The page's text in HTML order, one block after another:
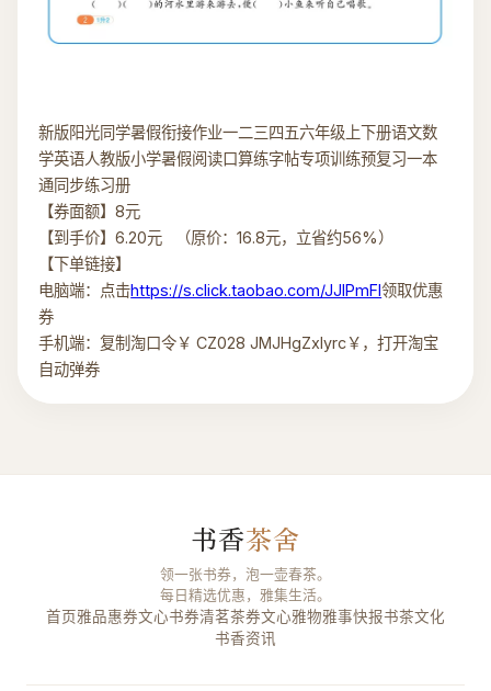
新版阳光同学暑假衔接作业一二三四五六年级上下册语文数
学英语人教版小学暑假阅读口算练字帖专项训练预复习一本
通同步练习册
【券面额】8元
【到手价】6.20元 （原价：16.8元，立省约56%）
【下单链接】
电脑端：点击https://s.click.taobao.com/JJIPmFl领取优惠
券
手机端：复制淘口令￥ CZ028 JMJHgZxIyrc￥，打开淘宝
自动弹券
书香茶舍
领一张书券，泡一壶春茶。
每日精选优惠，雅集生活。
首页雅品惠券文心书券清茗茶券文心雅物雅事快报书茶文化
书香资讯